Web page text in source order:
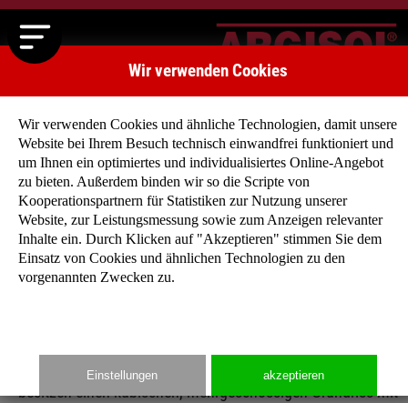
Argisol Stadtvillen
Sie besitzen ein großes Grundstück in Stadt- oder
Stadtrandlage und wollen ein großes, repräsentatives
und freistehendes Haus?
anspruchsvolle Einfamilienhäuser mit großzügiger
besitzen einen kubischen, mehrgeschossigen Grundriss mit
Wir verwenden Cookies
Wir verwenden Cookies und ähnliche Technologien, damit unsere
Website bei Ihrem Besuch technisch einwandfrei funktioniert und
um Ihnen ein optimiertes und individualisiertes Online-Angebot
zu bieten. Außerdem binden wir so die Scripte von
Kooperationspartnern für Statistiken zur Nutzung unserer
Website, zur Leistungsmessung sowie zum Anzeigen relevanter
Inhalte ein. Durch Klicken auf "Akzeptieren" stimmen Sie dem
Einsatz von Cookies und ähnlichen Technologien zu den
vorgenannten Zwecken zu.
Einstellungen akzeptieren